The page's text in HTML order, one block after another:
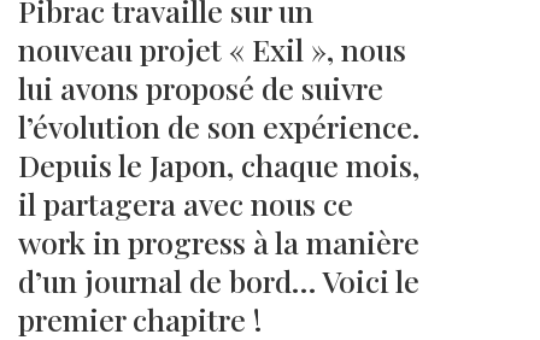
Pibrac travaille sur un
nouveau projet « Exil », nous
lui avons proposé de suivre
l’évolution de son expérience.
Depuis le Japon, chaque mois,
il partagera avec nous ce
work in progress à la manière
d’un journal de bord… Voici le
premier chapitre !